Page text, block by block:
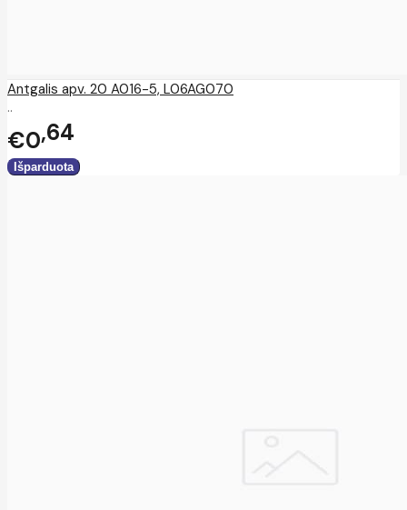
Antgalis apv. 20 A016-5, L06AG070
..
€0 64